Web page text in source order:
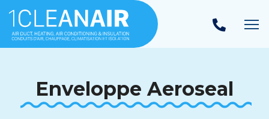
Enveloppe Aeroseal